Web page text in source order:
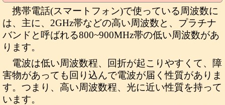
携帯電話(スマートフォン)で使っている周波数に
は、主に、2GHz帯などの高い周波数と、プラチナ
バンドと呼ばれる800~900MHz帯の低い周波数があ
ります。
電波は低い周波数程、回折が起こりやすくて、障
害物があっても回り込んで電波が届く性質がありま
す。つまり、高い周波数程、光に近い性質を持って
います。